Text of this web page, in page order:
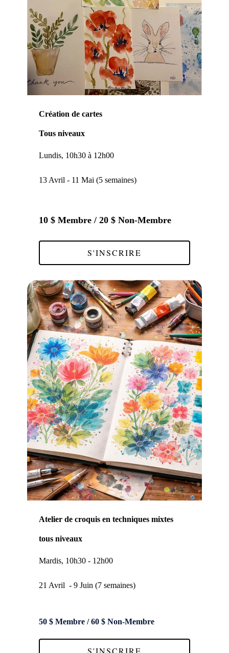
Création de cartes
Tous niveaux
Lundis, 10h30 à 12h00
13 Avril - 11 Mai (5 semaines)
10 $ Membre / 20 $ Non-Membre
S'INSCRIRE
Atelier de croquis en techniques mixtes
tous niveaux
Mardis, 10h30 - 12h00
21 Avril - 9 Juin (7 semaines)
50 $ Membre / 60 $ Non-Membre
S'INSCRIRE